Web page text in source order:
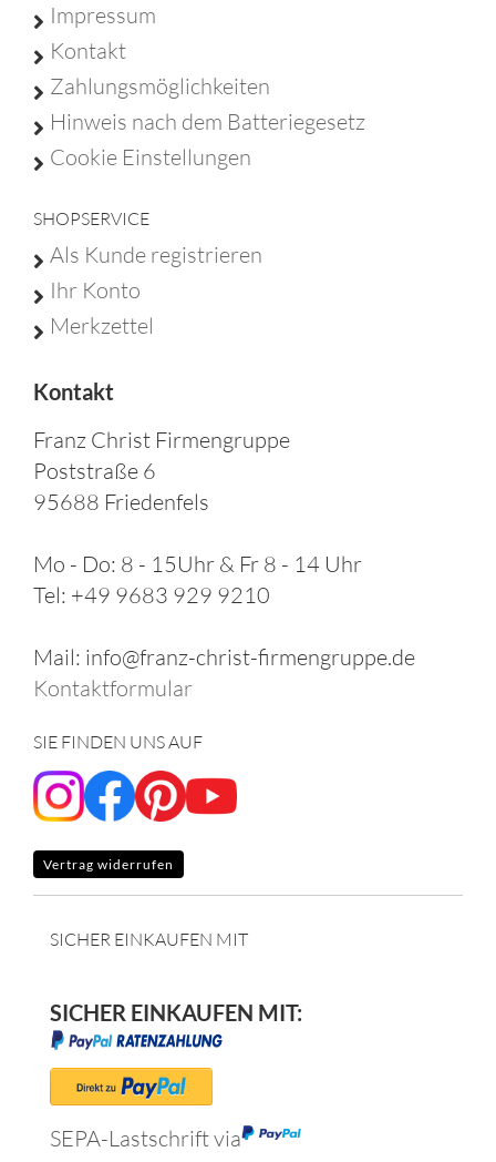
Impressum
Kontakt
Zahlungsmöglichkeiten
Hinweis nach dem Batteriegesetz
Cookie Einstellungen
SHOPSERVICE
Als Kunde registrieren
Ihr Konto
Merkzettel
Kontakt
Franz Christ Firmengruppe
Poststraße 6
95688 Friedenfels
Mo - Do: 8 - 15Uhr & Fr 8 - 14 Uhr
Tel: +49 9683 929 9210
Mail: info@franz-christ-firmengruppe.de
Kontaktformular
SIE FINDEN UNS AUF
Vertrag widerrufen
SICHER EINKAUFEN MIT
SICHER EINKAUFEN MIT:
SEPA-Lastschrift via